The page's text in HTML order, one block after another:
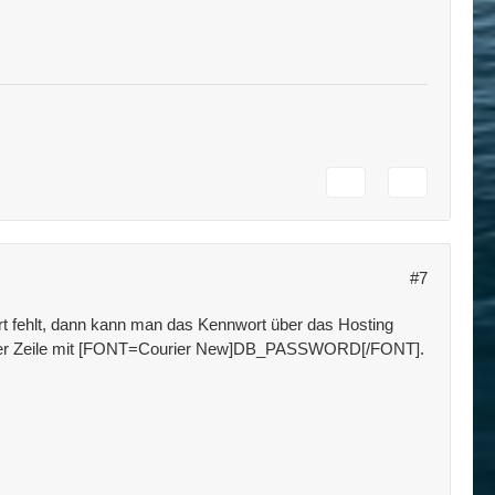
#7
dann kann man das Kennwort über das Hosting
Zeile mit [FONT=Courier New]DB_PASSWORD[/FONT].